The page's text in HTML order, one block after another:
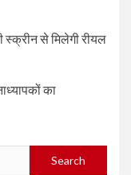
स्क्रीन से मिलेगी रीयल
का